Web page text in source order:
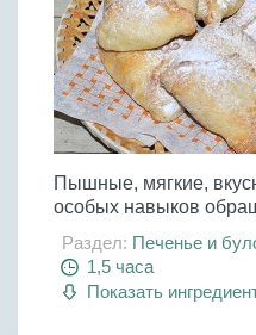
Пышные, мягкие,
особых навыков
Раздел: Печенье и
1,5 часа
Показать